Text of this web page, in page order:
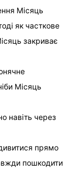
Місяць
як часткове
закриває
Місяць
навіть через
прямо
пошкодити